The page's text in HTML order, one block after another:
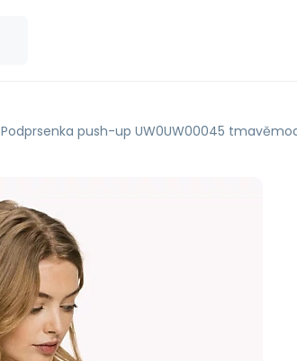
Podprsenka push-up UW0UW00045